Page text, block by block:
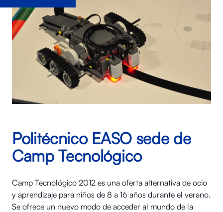
Politécnico EASO sede de
Camp Tecnológico
Camp Tecnológico 2012 es una oferta alternativa de ocio
y aprendizaje para niños de 8 a 16 años durante el verano.
Se ofrece un nuevo modo de acceder al mundo de la